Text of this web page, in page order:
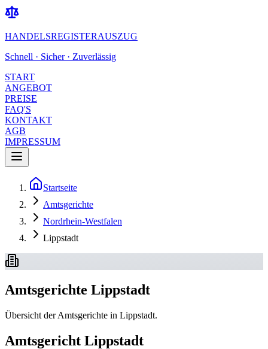
HANDELSREGISTERAUSZUG
Schnell · Sicher · Zuverlässig
START
ANGEBOT
PREISE
FAQ'S
KONTAKT
AGB
IMPRESSUM
Startseite
Amtsgerichte
Nordrhein-Westfalen
Lippstadt
Amtsgerichte Lippstadt
Übersicht der Amtsgerichte in Lippstadt.
Amtsgericht Lippstadt